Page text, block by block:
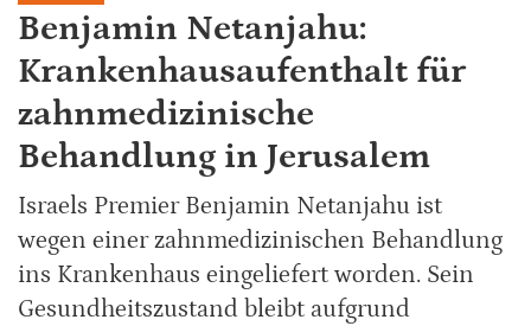
Benjamin Netanjahu:
Krankenhausaufenthalt für
zahnmedizinische
Behandlung in Jerusalem
Israels Premier Benjamin Netanjahu ist
wegen einer zahnmedizinischen Behandlung
ins Krankenhaus eingeliefert worden. Sein
Gesundheitszustand bleibt aufgrund